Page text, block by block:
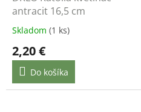
antracit 16,5 cm
Skladom (1 ks)
2,20 €
Do košíka